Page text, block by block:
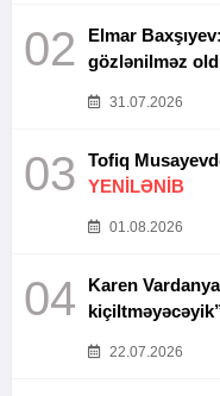
02
Elmar
gözlənilməz
31.07.2026
03
YENİLƏNİB
01.08.2026
04
Karen
22.07.2026